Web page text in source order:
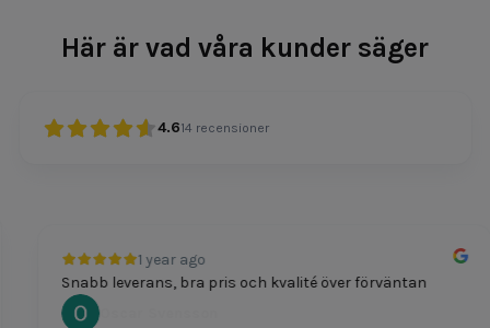
Här är vad våra kunder säger
4.614 recensioner
1 year ago
Snabb leverans, bra pris och kvalité över förväntan
Oscar Svensson